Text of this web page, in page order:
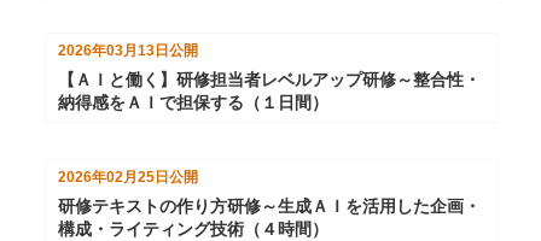
2026年03月13日 公開
【ＡＩと働く】研修担当者レベルアップ研修～整合性・
納得感をＡＩで担保する（１日間）
2026年02月25日 公開
研修テキストの作り方研修～生成ＡＩを活用した企画・
構成・ライティング技術（４時間）